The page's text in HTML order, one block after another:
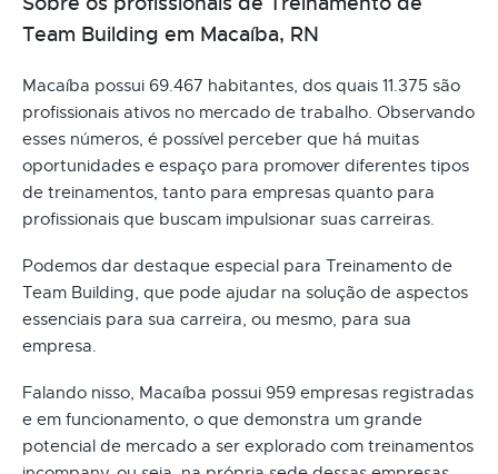
Team Building em Macaíba, RN
Macaíba possui 69.467 habitantes, dos quais 11.375 são
profissionais ativos no mercado de trabalho. Observando
esses números, é possível perceber que há muitas
oportunidades e espaço para promover diferentes tipos
de treinamentos, tanto para empresas quanto para
profissionais que buscam impulsionar suas carreiras.
Podemos dar destaque especial para Treinamento de
Team Building, que pode ajudar na solução de aspectos
essenciais para sua carreira, ou mesmo, para sua
empresa.
Falando nisso, Macaíba possui 959 empresas registradas
e em funcionamento, o que demonstra um grande
potencial de mercado a ser explorado com treinamentos